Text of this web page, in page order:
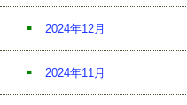
2024年12月
2024年11月